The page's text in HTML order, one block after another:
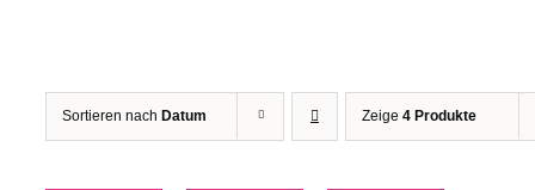
Sortieren nach Datum Zeige 4 Produkte